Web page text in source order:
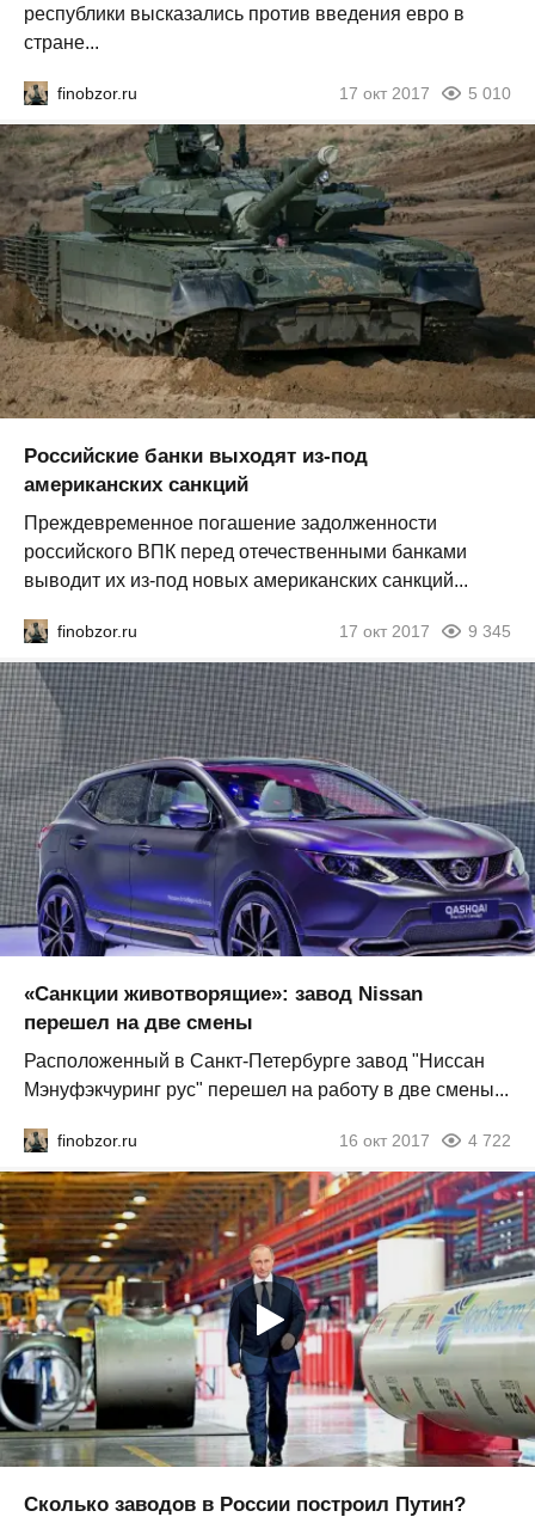
республики высказались против введения евро в
стране...
finobzor.ru 17 окт 2017 5 010
Российские банки выходят из-под
американских санкций
Преждевременное погашение задолженности
российского ВПК перед отечественными банками
выводит их из-под новых американских санкций...
finobzor.ru 17 окт 2017 9 345
«Санкции животворящие»: завод Nissan
перешел на две смены
Расположенный в Санкт-Петербурге завод "Ниссан
Мэнуфэкчуринг рус" перешел на работу в две смены...
finobzor.ru 16 окт 2017 4 722
Сколько заводов в России построил Путин?